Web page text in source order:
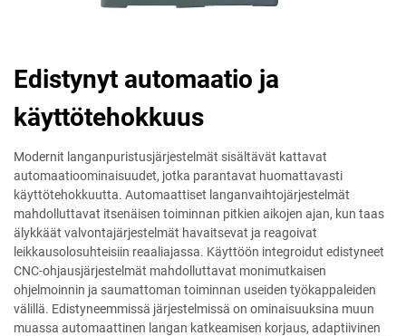
Edistynyt automaatio ja
käyttötehokkuus
Modernit langanpuristusjärjestelmät sisältävät kattavat
automaatioominaisuudet, jotka parantavat huomattavasti
käyttötehokkuutta. Automaattiset langanvaihtojärjestelmät
mahdolluttavat itsenäisen toiminnan pitkien aikojen ajan, kun taas
älykkäät valvontajärjestelmät havaitsevat ja reagoivat
leikkausolosuhteisiin reaaliajassa. Käyttöön integroidut edistyneet
CNC-ohjausjärjestelmät mahdolluttavat monimutkaisen
ohjelmoinnin ja saumattoman toiminnan useiden työkappaleiden
välillä. Edistyneemmissä järjestelmissä on ominaisuuksina muun
muassa automaattinen langan katkeamisen korjaus, adaptiivinen